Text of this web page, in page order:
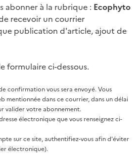
abonner à la rubrique : Ecophyto
recevoir un courrier
publication d'article, ajout de
formulaire ci-dessous.
confirmation vous sera envoyé. Vous
mentionnée dans ce courrier, dans un délai
valider votre abonnement.
électronique que vous renseignez ci-
sur ce site, authentifiez-vous afin d'éviter
électronique).